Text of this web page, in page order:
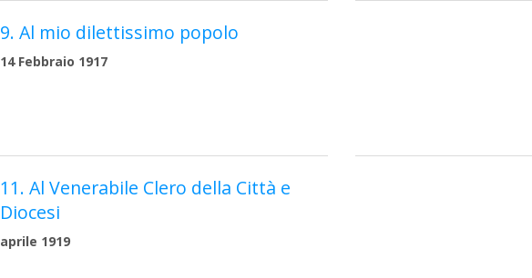
9. Al mio dilettissimo popolo
14 Febbraio 1917
11. Al Venerabile Clero della Città e
Diocesi
aprile 1919